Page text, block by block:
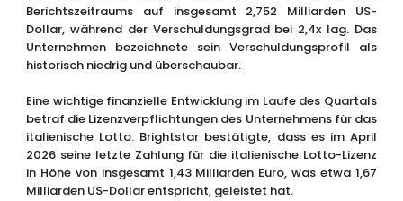
Berichtszeitraums auf insgesamt 2,752 Milliarden US-
Dollar, während der Verschuldungsgrad bei 2,4x lag. Das
Unternehmen bezeichnete sein Verschuldungsprofil als
historisch niedrig und überschaubar.
Eine wichtige finanzielle Entwicklung im Laufe des Quartals
betraf die Lizenzverpflichtungen des Unternehmens für das
italienische Lotto. Brightstar bestätigte, dass es im April
2026 seine letzte Zahlung für die italienische Lotto-Lizenz
in Höhe von insgesamt 1,43 Milliarden Euro, was etwa 1,67
Milliarden US-Dollar entspricht, geleistet hat.